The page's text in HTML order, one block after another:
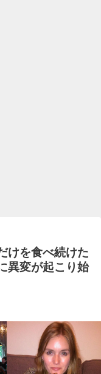
けを食べ続けた
異変が起こり始